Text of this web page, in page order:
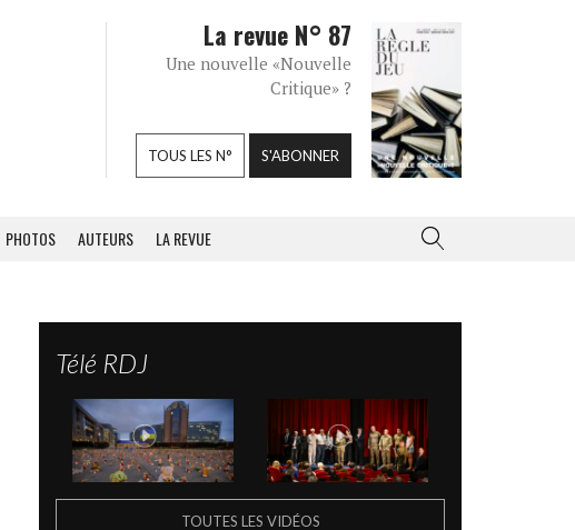
La revue N° 87
Une nouvelle «Nouvelle
Critique» ?
TOUS LES N° S'ABONNER
PHOTOS AUTEURS LA REVUE
Télé RDJ
TOUTES LES VIDÉOS